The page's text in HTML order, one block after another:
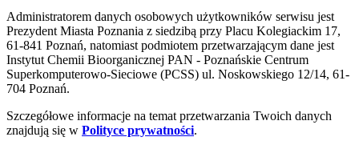
Administratorem danych osobowych użytkowników serwisu jest
Prezydent Miasta Poznania z siedzibą przy Placu Kolegiackim 17,
61-841 Poznań, natomiast podmiotem przetwarzającym dane jest
Instytut Chemii Bioorganicznej PAN - Poznańskie Centrum
Superkomputerowo-Sieciowe (PCSS) ul. Noskowskiego 12/14, 61-
704 Poznań.
Szczegółowe informacje na temat przetwarzania Twoich danych
znajdują się w Polityce prywatności.